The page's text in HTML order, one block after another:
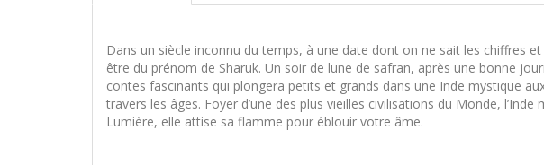
Dans un siècle inconnu du temps, à une date dont on ne sait les chiffres
être du prénom de Sharuk. Un soir de lune de safran, après une bonne
contes fascinants qui plongera petits et grands dans une Inde mystique
travers les âges. Foyer d’une des plus vieilles civilisations du Monde,
Lumière, elle attise sa flamme pour éblouir votre âme.